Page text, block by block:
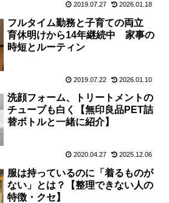
2019.07.27 2026.01.18
フルタイム勤務と子育ての両立
育休明けから14年継続中 家事の
時短とルーティン
2019.07.22 2026.01.10
洗顔フォーム、トリートメントの
チューブも白く【無印良品PET詰
替ボトルと一緒に紹介】
2020.04.27 2025.12.06
服は持っているのに「着るものが
ない」とは？【整理できない人の
特徴・クセ】